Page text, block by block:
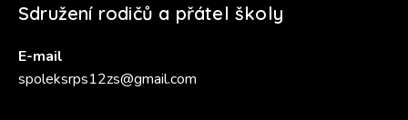
Sdružení rodičů a přátel školy
E-mail
spoleksrps12zs@gmail.com